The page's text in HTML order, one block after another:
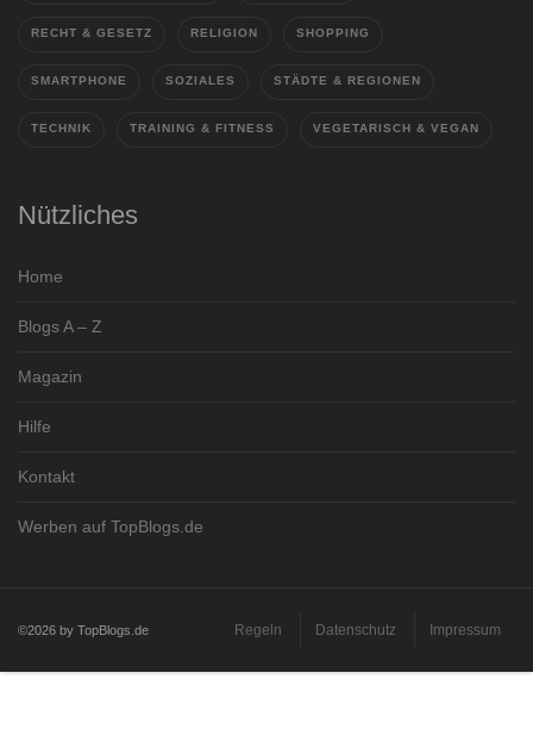
RECHT & GESETZ RELIGION SHOPPING
SMARTPHONE SOZIALES STÄDTE & REGIONEN
TECHNIK TRAINING & FITNESS VEGETARISCH & VEGAN
Nützliches
Home
Blogs A – Z
Magazin
Hilfe
Kontakt
Werben auf TopBlogs.de
©2026 by TopBlogs.de Regeln Datenschutz Impressum